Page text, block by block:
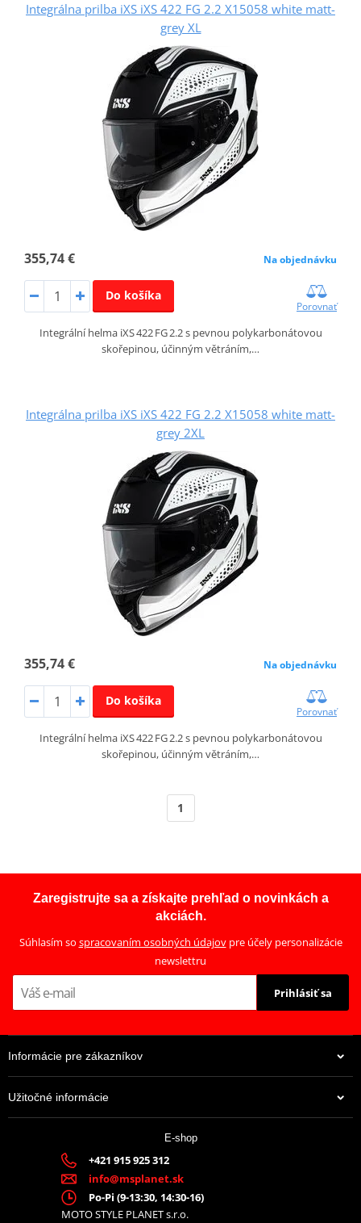
Integrálna prilba iXS iXS 422 FG 2.2 X15058 white matt-
grey XL
355,74 € Na objednávku
Do košíka
Porovnať
Integrální helma iXS 422 FG 2.2 s pevnou polykarbonátovou
skořepinou, účinným větráním,…
Integrálna prilba iXS iXS 422 FG 2.2 X15058 white matt-
grey 2XL
355,74 € Na objednávku
Do košíka
Porovnať
Integrální helma iXS 422 FG 2.2 s pevnou polykarbonátovou
skořepinou, účinným větráním,…
1
Zaregistrujte sa a získajte prehľad o novinkách a
akciách.
Súhlasím so spracovaním osobných údajovpre účely personalizácie
newslettru
Prihlásiť sa
Informácie pre zákazníkov
Užitočné informácie
E-shop
+421 915 925 312
info@msplanet.sk
Po-Pi (9-13:30, 14:30-16)
MOTO STYLE PLANET s.r.o.